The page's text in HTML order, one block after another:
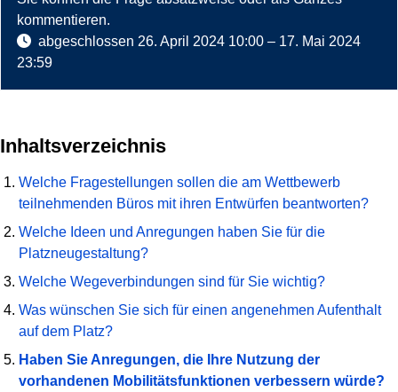
kommentieren.
abgeschlossen 26. April 2024 10:00 – 17. Mai 2024
23:59
Inhaltsverzeichnis
Welche Fragestellungen sollen die am Wettbewerb
teilnehmenden Büros mit ihren Entwürfen beantworten?
Welche Ideen und Anregungen haben Sie für die
Platzneugestaltung?
Welche Wegeverbindungen sind für Sie wichtig?
Was wünschen Sie sich für einen angenehmen Aufenthalt
auf dem Platz?
Haben Sie Anregungen, die Ihre Nutzung der
vorhandenen Mobilitätsfunktionen verbessern würde?